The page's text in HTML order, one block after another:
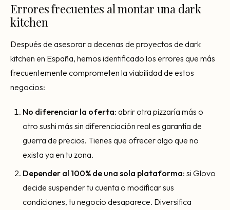
Errores frecuentes al montar una dark
kitchen
Después de asesorar a decenas de proyectos de dark
kitchen en España, hemos identificado los errores que más
frecuentemente comprometen la viabilidad de estos
negocios:
No diferenciar la oferta: abrir otra pizzaría más o
otro sushi más sin diferenciación real es garantía de
guerra de precios. Tienes que ofrecer algo que no
exista ya en tu zona.
Depender al 100% de una sola plataforma: si Glovo
decide suspender tu cuenta o modificar sus
condiciones, tu negocio desaparece. Diversifica